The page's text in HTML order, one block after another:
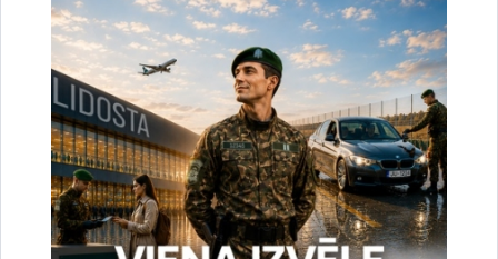
Projekta ietvaros uz 28.08.2015. - Ceturtā
starptautiskā sanāksme
Projekta ietvaros uz 01.09.2015. - Vietējā
mēroga sanāksmes